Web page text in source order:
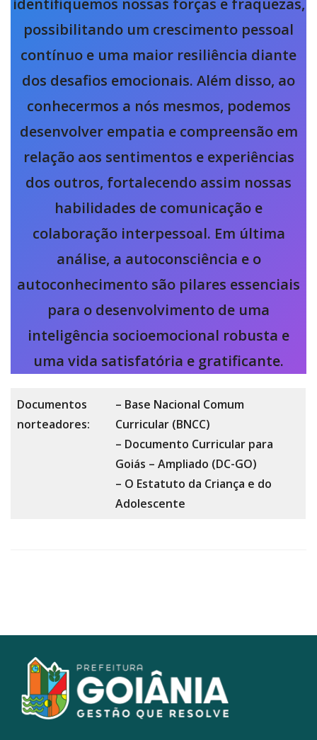
identifiquemos nossas forças e fraquezas,
possibilitando um crescimento pessoal
contínuo e uma maior resiliência diante
dos desafios emocionais. Além disso, ao
conhecermos a nós mesmos, podemos
desenvolver empatia e compreensão em
relação aos sentimentos e experiências
dos outros, fortalecendo assim nossas
habilidades de comunicação e
colaboração interpessoal. Em última
análise, a autoconsciência e o
autoconhecimento são pilares essenciais
para o desenvolvimento de uma
inteligência socioemocional robusta e
uma vida satisfatória e gratificante.
Documentos
norteadores:
– Base Nacional Comum
Curricular (BNCC)
– Documento Curricular para
Goiás – Ampliado (DC-GO)
– O Estatuto da Criança e do
Adolescente